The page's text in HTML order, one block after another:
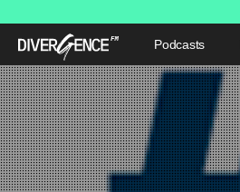
Podcasts